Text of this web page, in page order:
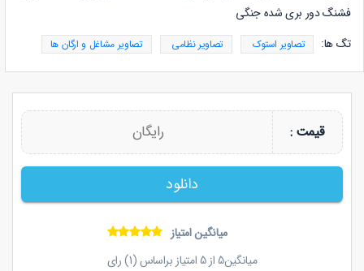
فشنگ دور بری شده جنگی
تگ ها:
تصاویر استوک تصاویر نظامی تصاویر مشاغل و ارگان ها
قیمت : رایگان
دانلود
میانگین امتیاز
میانگین5از5امتیاز براساس (1) رای